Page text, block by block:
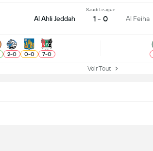
Al Ahli Jeddah
Saudi League
1 - 0 Al Feiha
2-0 0-0 7-0
Voir Tout